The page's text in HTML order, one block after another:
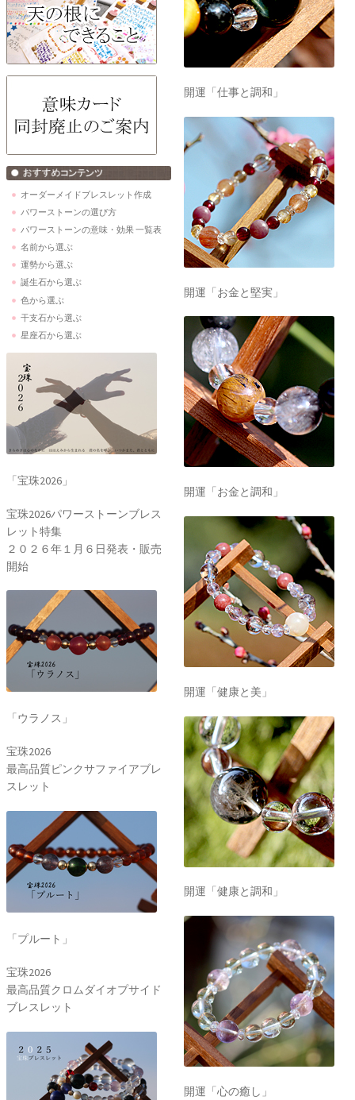
オーダーメイドブレスレット作成
パワーストーンの選び方
パワーストーンの意味・効果 一覧表
名前から選ぶ
運勢から選ぶ
誕生石から選ぶ
色から選ぶ
干支石から選ぶ
星座石から選ぶ
「宝珠2026」
宝珠2026パワーストーンブレス
レット特集
２０２６年１月６日発表・販売
開始
「ウラノス」
宝珠2026
最高品質ピンクサファイアブレ
スレット
「プルート」
宝珠2026
最高品質クロムダイオプサイド
ブレスレット
開運「仕事と調和」
開運「お金と堅実」
開運「お金と調和」
開運「健康と美」
開運「健康と調和」
開運「心の癒し」